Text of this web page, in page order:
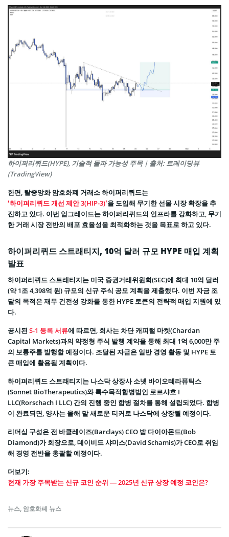
하이퍼리퀴드(HYPE), 기술적 돌파 가능성 주목 | 출처: 트레이딩뷰
(TradingView)
한편, 탈중앙화 암호화폐 거래소 하이퍼리퀴드는
‘하이퍼리퀴드 개선 제안 3(HIP-3)’을 도입해 무기한 선물 시장 확장을 추
진하고 있다. 이번 업그레이드는 하이퍼리퀴드의 인프라를 강화하고, 무기
한 거래 시장 전반의 배포 효율성을 최적화하는 것을 목표로 하고 있다.
하이퍼리퀴드 스트래티지, 10억 달러 규모 HYPE 매입 계획
발표
하이퍼리퀴드 스트래티지는 미국 증권거래위원회(SEC)에 최대 10억 달러
(약 1조 4,398억 원) 규모의 신규 주식 공모 계획을 제출했다. 이번 자금 조
달의 목적은 재무 건전성 강화를 통한 HYPE 토큰의 전략적 매입 지원에 있
다.
공시된 S-1 등록 서류에 따르면, 회사는 차단 캐피털 마켓(Chardan
Capital Markets)과의 약정형 주식 발행 계약을 통해 최대 1억 6,000만 주
의 보통주를 발행할 예정이다. 조달된 자금은 일반 경영 활동 및 HYPE 토
큰 매입에 활용될 계획이다.
하이퍼리퀴드 스트래티지는 나스닥 상장사 소넷 바이오테라퓨틱스
(Sonnet BioTherapeutics)와 특수목적합병법인 로르샤흐 I
LLC(Rorschach I LLC) 간의 진행 중인 합병 절차를 통해 설립되었다. 합병
이 완료되면, 양사는 올해 말 새로운 티커로 나스닥에 상장될 예정이다.
리더십 구성은 전 바클레이즈(Barclays) CEO 밥 다이아몬드(Bob
Diamond)가 회장으로, 데이비드 샤미스(David Schamis)가 CEO로 취임
해 경영 전반을 총괄할 예정이다.
더보기:
현재 가장 주목받는 신규 코인 순위 — 2025년 신규 상장 예정 코인은?
뉴스, 암호화폐 뉴스